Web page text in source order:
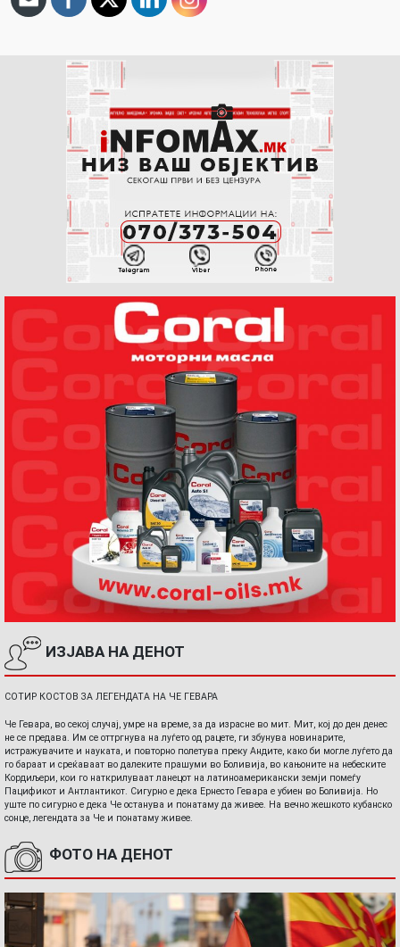
ИЗЈАВА НА ДЕНОТ
СОТИР КОСТОВ ЗА ЛЕГЕНДАТА НА ЧЕ ГЕВАРА
Че Гевара, во секој случај, умре на време, за да израсне во мит. Мит, кој до ден денес
не се предава. Им се оттргнува на луѓето од рацете, ги збунува новинарите,
истражувачите и науката, и повторно полетува преку Андите, како би могле луѓето да
го бараат и среќаваат во далеките прашуми во Боливија, во кањоните на небеските
Кордиљери, кои го наткрилуваат ланецот на латиноамерикански земји помеѓу
Пацификот и Антлантикот. Сигурно е дека Ернесто Гевара е убиен во Боливија. Но
уште по сигурно е дека Че останува и понатаму да живее. На вечно жешкото кубанско
сонце, легендата за Че и понатаму живее.
ФОТО НА ДЕНОТ